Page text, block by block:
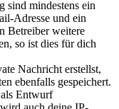
sind mindestens ein
Adresse und ein
Betreiber weitere
so ist dies für dich
Nachricht erstellst,
ebenfalls gespeichert.
Entwurf